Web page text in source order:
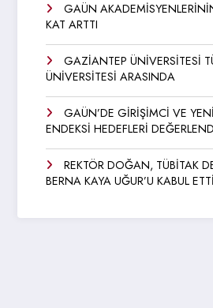
GAÜN
KAT ARTTI
GAZİANTEP ÜNİVERSİTESİ
ÜNİVERSİTESİ ARASINDA
GAÜN’DE GİRİŞİMCİ VE
ENDEKSİ HEDEFLERİ
REKTÖR DOĞAN, TÜBİTAK
BERNA KAYA UĞUR’U KABUL ETTİ